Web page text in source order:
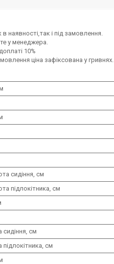
наявності,так і під замовлення.
у менеджера.
10%
ціна зафіксована у гривнях.
сидіння, см
підлокітника, см
сидіння, см
см